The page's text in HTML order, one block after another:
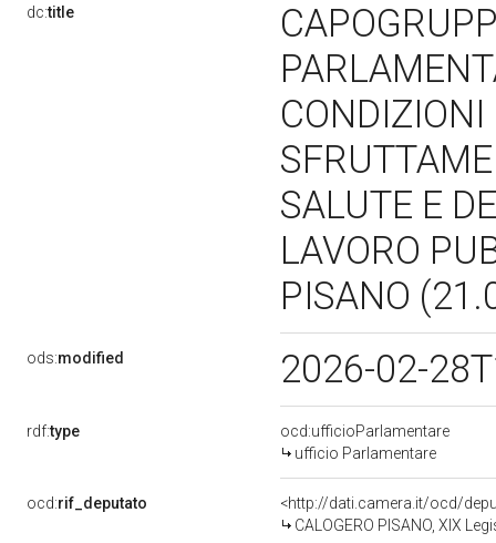
dc:title
SALUTE E
LAVORO
PISANO
ods:modified 2026-02-
rdf:type
ocd:ufficioParlamentare
ufficio Parlamentare
ocd:rif_deputato
<http://dati.camera.it/ocd/
CALOGERO PISANO, XIX